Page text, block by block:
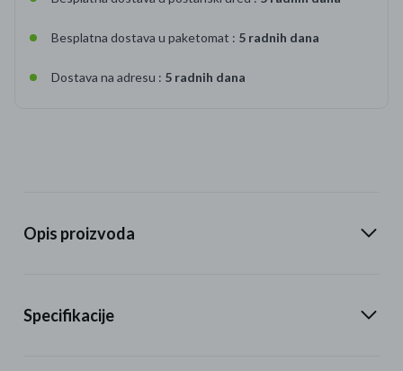
Besplatna dostava u paketomat : 5 radnih dana
Dostava na adresu : 5 radnih dana
Opis proizvoda
Specifikacije